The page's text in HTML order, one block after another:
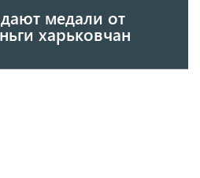
медали от
харьковчан